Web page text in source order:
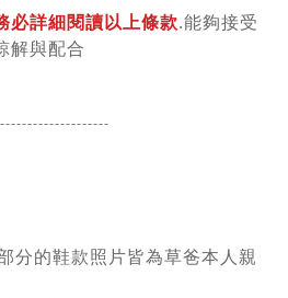
必詳細閱讀以上條款.能夠接受
解與配合
------
分的鞋款照片皆為草爸本人親